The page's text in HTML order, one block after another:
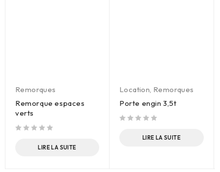
Remorques
Remorque espaces
verts
LIRE LA SUITE
Location, Remorques
Porte engin 3,5t
LIRE LA SUITE